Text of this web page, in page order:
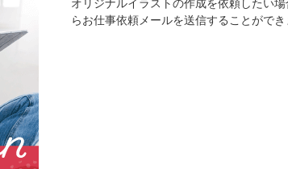
オリジナルイラストの作成を依頼したい場
らお仕事依頼メールを送信することがで